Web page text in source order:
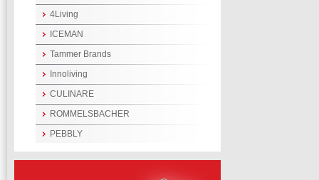
4Living
ICEMAN
Tammer Brands
Innoliving
CULINARE
ROMMELSBACHER
PEBBLY